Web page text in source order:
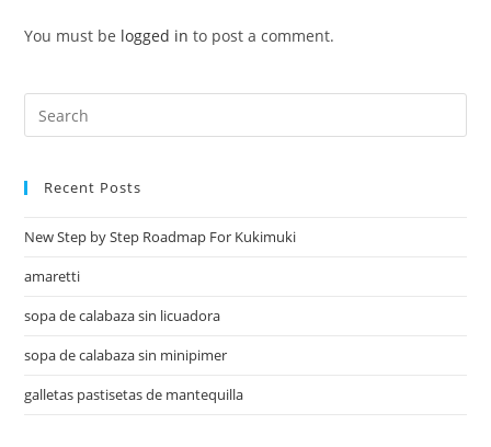
You must be logged in to post a comment.
Recent Posts
New Step by Step Roadmap For Kukimuki
amaretti
sopa de calabaza sin licuadora
sopa de calabaza sin minipimer
galletas pastisetas de mantequilla